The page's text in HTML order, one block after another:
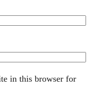
in this browser for